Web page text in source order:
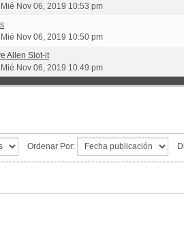
Mié Nov 06, 2019 10:53 pm
Mié Nov 06, 2019 10:50 pm
Allen Slot-it
Mié Nov 06, 2019 10:49 pm
Ordenar Por: